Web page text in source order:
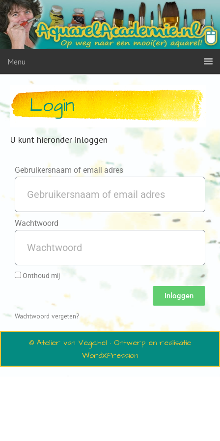
Menu
Login
U kunt hieronder inloggen
Gebruikersnaam of email adres
Wachtwoord
Onthoud mij
Inloggen
Wachtwoord vergeten?
© Atelier van Vegchel · Ontwerp en realisatie
WordXPression